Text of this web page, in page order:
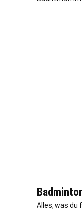
Alles, was du